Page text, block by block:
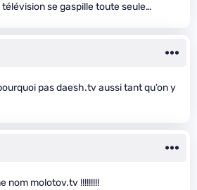
se gaspille toute seule…
pas daesh.tv aussi tant qu’on y
nom molotov.tv !!!!!!!!!